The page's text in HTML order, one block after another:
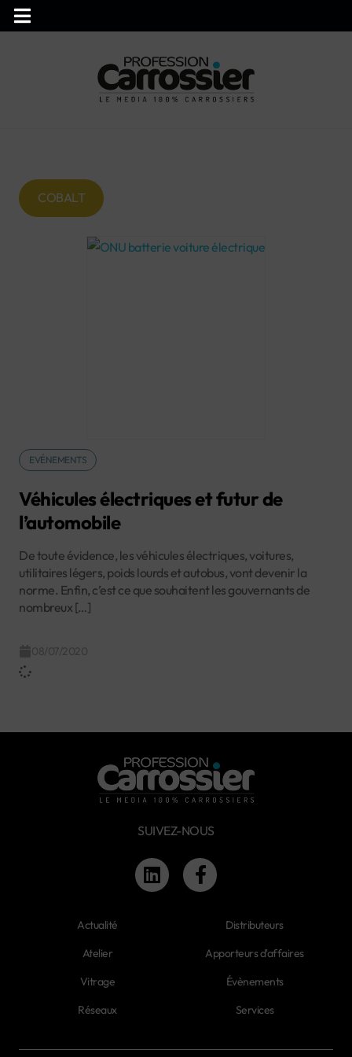
COBALT
EVÉNEMENTS
Véhicules électriques et futur de
l’automobile
De toute évidence, les véhicules électriques, voitures,
utilitaires légers, poids lourds et autobus, vont devenir la
norme. Enfin, c’est ce que souhaitent les gouvernants de
nombreux […]
SUIVEZ-NOUS
Actualité
Atelier
Vitrage
Réseaux
Distributeurs
Apporteurs d'affaires
Évènements
Services